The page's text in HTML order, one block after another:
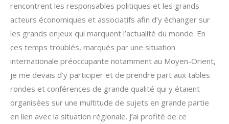
rencontrent les responsables politiques et les grands
acteurs économiques et associatifs afin d’y échanger sur
les grands enjeux qui marquent l’actualité du monde. En
ces temps troublés, marqués par une situation
internationale préoccupante notamment au Moyen-Orient,
je me devais d’y participer et de prendre part aux tables
rondes et conférences de grande qualité qui y étaient
organisées sur une multitude de sujets en grande partie
en lien avec la situation régionale. J’ai profité de ce